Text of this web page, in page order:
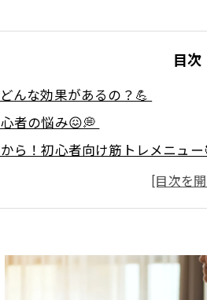
目次
んな効果があるの？💪
者の悩み😖💭
ら！初心者向け筋トレメニュー
別のお悩みと筋トレのポイント
レーニング活用体験談📖✨
たにエールを📣🌈
Gymで理想のボディへ！ 効